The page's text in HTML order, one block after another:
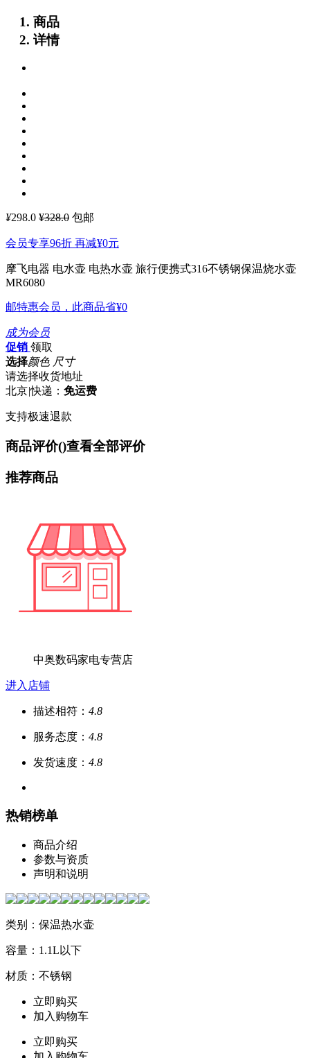
商品
详情
¥298.0 ¥328.0 包邮
会员专享96折 再减¥0元
摩飞电器 电水壶 电热水壶 旅行便携式316不锈钢保温烧水壶
MR6080
邮特惠会员，此商品省¥0
成为会员
促销 领取
选择颜色 尺寸
请选择收货地址
北京|快递： 免运费
支持极速退款
商品评价()查看全部评价
推荐商品
中奥数码家电专营店
进入店铺
描述相符： 4.8
服务态度： 4.8
发货速度： 4.8
热销榜单
商品介绍
参数与资质
声明和说明
类别：保温热水壶
容量：1.1L以下
材质：不锈钢
立即购买
加入购物车
立即购买